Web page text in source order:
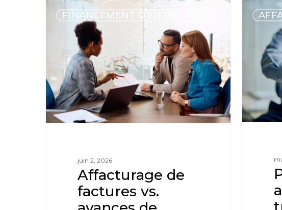
FINANCEMENT D’ENTREPRISE
juin 2, 2026
Affacturage de
factures vs.